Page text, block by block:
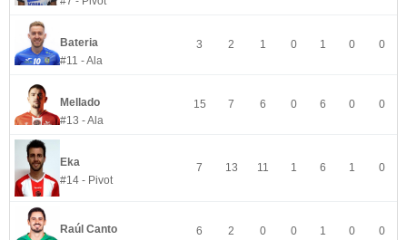
Bateria
#11 - Ala
3 2 1 0 1 0 0
Mellado
#13 - Ala
15 7 6 0 6 0 0
Eka
#14 - Pivot
7 13 11 1 6 1 0
Raúl Canto
6 2 0 0 1 0 0